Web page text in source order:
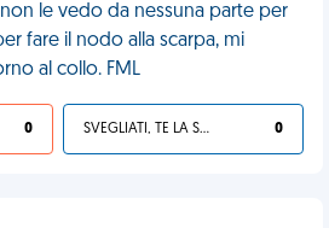
le vedo da nessuna parte per
fare il nodo alla scarpa, mi
al collo. FML
0 SVEGLIATI, TE LA SEI CERCATA! 0